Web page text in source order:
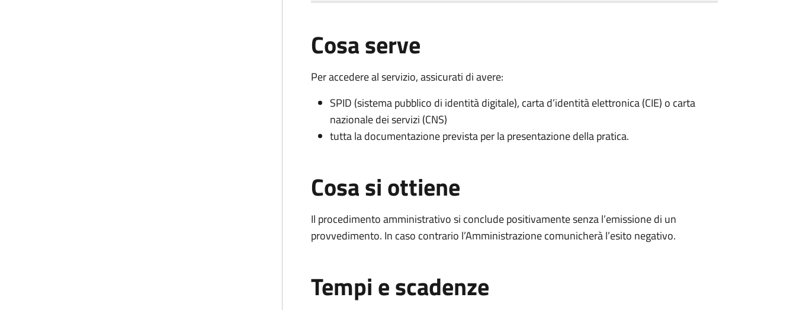
Cosa serve
Per accedere al servizio, assicurati di avere:
SPID (sistema pubblico di identità digitale), carta d’identità elettronica (CIE) o carta
nazionale dei servizi (CNS)
tutta la documentazione prevista per la presentazione della pratica.
Cosa si ottiene
Il procedimento amministrativo si conclude positivamente senza l’emissione di un
provvedimento. In caso contrario l’Amministrazione comunicherà l’esito negativo.
Tempi e scadenze